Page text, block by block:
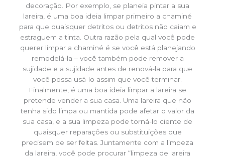
decoração. Por exemplo, se planeia pintar a sua
lareira, é uma boa ideia limpar primeiro a chaminé
para que quaisquer detritos ou detritos não caiam e
estraguem a tinta. Outra razão pela qual você pode
querer limpar a chaminé é se você está planejando
remodelá-la – você também pode remover a
sujidade e a sujidade antes de renová-la para que
você possa usá-lo assim que você terminar.
Finalmente, é uma boa ideia limpar a lareira se
pretende vender a sua casa. Uma lareira que não
tenha sido limpa ou mantida pode afetar o valor da
sua casa, e a sua limpeza pode torná-lo ciente de
quaisquer reparações ou substituições que
precisem de ser feitas. Juntamente com a limpeza
da lareira, você pode procurar “limpeza de lareira